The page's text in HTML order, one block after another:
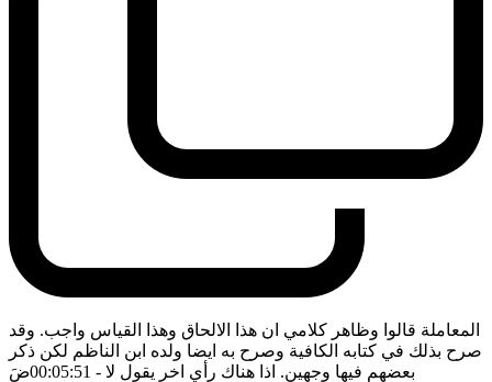
المعاملة قالوا وظاهر كلامي ان هذا الالحاق وهذا القياس واجب. وقد
صرح بذلك في كتابه الكافية وصرح به ايضا ولده ابن الناظم لكن ذكر
بعضهم فيها وجهين. اذا هناك رأي اخر يقول لا - 00:05:51 ضَ